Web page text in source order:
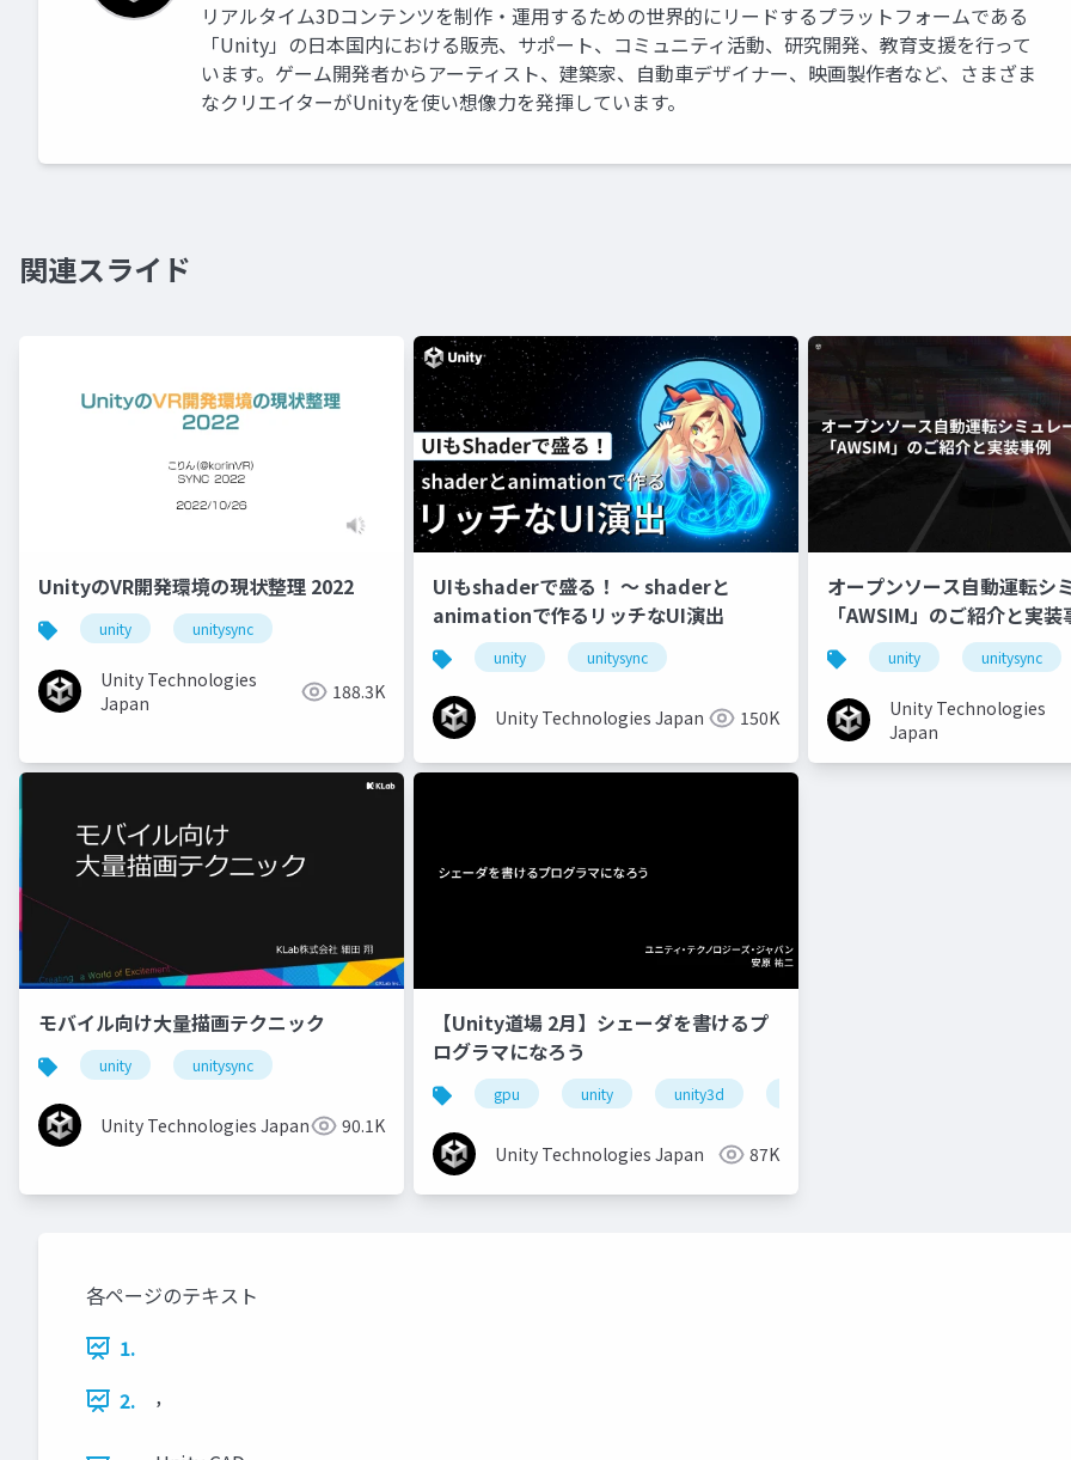
リアルタイム3Dコンテンツを制作・運用するための世界的にリードするプラットフォームである
「Unity」の日本国内における販売、サポート、コミュニティ活動、研究開発、教育支援を行って
います。ゲーム開発者からアーティスト、建築家、自動車デザイナー、映画製作者など、さまざま
なクリエイターがUnityを使い想像力を発揮しています。
関連スライド
UnityのVR開発環境の現状整理 2022
unity unitysync
Unity Technologies
Japan
188.3K
UIもshaderで盛る！ 〜 shaderと
animationで作るリッチなUI演出
unity unitysync
Unity Technologies Japan 150K
オープンソース自動運転シ
「AWSIM」のご紹介と実装
unity unitysync
Unity Technologies
Japan
モバイル向け大量描画テクニック
unity unitysync
Unity Technologies Japan 90.1K
【Unity道場 2月】シェーダを書けるプ
ログラマになろう
gpu unity unity3d
Unity Technologies Japan 87K
各ページのテキスト
1.
2.
,